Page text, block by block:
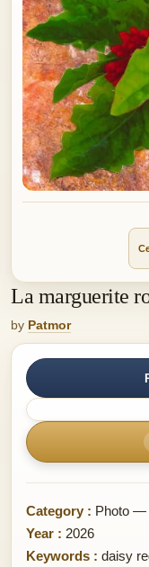
La marguerite
by Patmor
Category : Photo —
Year : 2026
Keywords : daisy